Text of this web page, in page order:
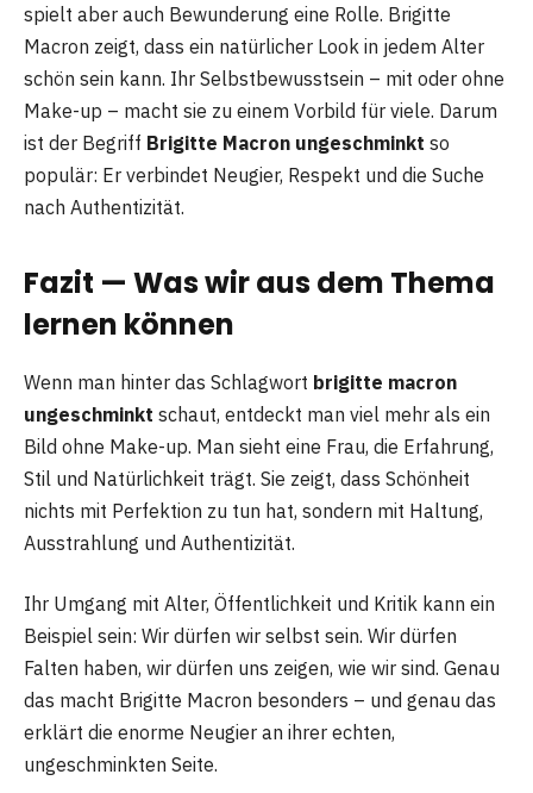
spielt aber auch Bewunderung eine Rolle. Brigitte
Macron zeigt, dass ein natürlicher Look in jedem Alter
schön sein kann. Ihr Selbstbewusstsein – mit oder ohne
Make-up – macht sie zu einem Vorbild für viele. Darum
ist der Begriff Brigitte Macron ungeschminkt so
populär: Er verbindet Neugier, Respekt und die Suche
nach Authentizität.
Fazit — Was wir aus dem Thema
lernen können
Wenn man hinter das Schlagwort brigitte macron
ungeschminkt schaut, entdeckt man viel mehr als ein
Bild ohne Make-up. Man sieht eine Frau, die Erfahrung,
Stil und Natürlichkeit trägt. Sie zeigt, dass Schönheit
nichts mit Perfektion zu tun hat, sondern mit Haltung,
Ausstrahlung und Authentizität.
Ihr Umgang mit Alter, Öffentlichkeit und Kritik kann ein
Beispiel sein: Wir dürfen wir selbst sein. Wir dürfen
Falten haben, wir dürfen uns zeigen, wie wir sind. Genau
das macht Brigitte Macron besonders – und genau das
erklärt die enorme Neugier an ihrer echten,
ungeschminkten Seite.